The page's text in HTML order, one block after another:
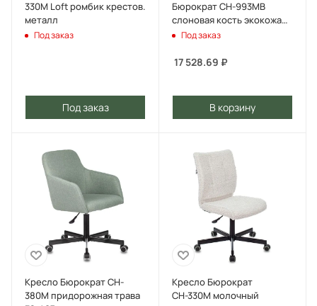
330M Loft ромбик крестов.
металл
Под заказ
Под заказ
Бюрократ CH-993MB
слоновая кость экокожа
крестов. металл хром
Под заказ
17 528.69 ₽
В корзину
Кресло Бюрократ CH-
380M придорожная трава
Кресло Бюрократ
СН-330М молочный